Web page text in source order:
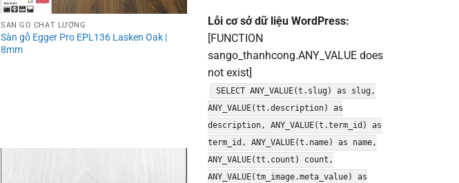
SÀN GỖ CHẤT LƯỢNG
Sàn gỗ Egger Pro EPL136 Lasken Oak |
8mm
Lỗi cơ sở dữ liệu WordPress:
[FUNCTION
sango_thanhcong.ANY_VALUE does
not exist]
SELECT ANY_VALUE(t.slug) as slug,
ANY_VALUE(tt.description) as
description, ANY_VALUE(t.term_id) as
term_id, ANY_VALUE(t.name) as name,
ANY_VALUE(tt.count) count,
ANY_VALUE(tm_image.meta_value) as